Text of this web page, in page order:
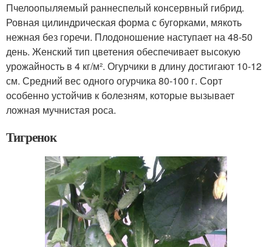
Пчелоопыляемый раннеспелый консервный гибрид.
Ровная цилиндрическая форма с бугорками, мякоть
нежная без горечи. Плодоношение наступает на 48-50
день. Женский тип цветения обеспечивает высокую
урожайность в 4 кг/м². Огурчики в длину достигают 10-12
см. Средний вес одного огурчика 80-100 г. Сорт
особенно устойчив к болезням, которые вызывает
ложная мучнистая роса.
Тигренок